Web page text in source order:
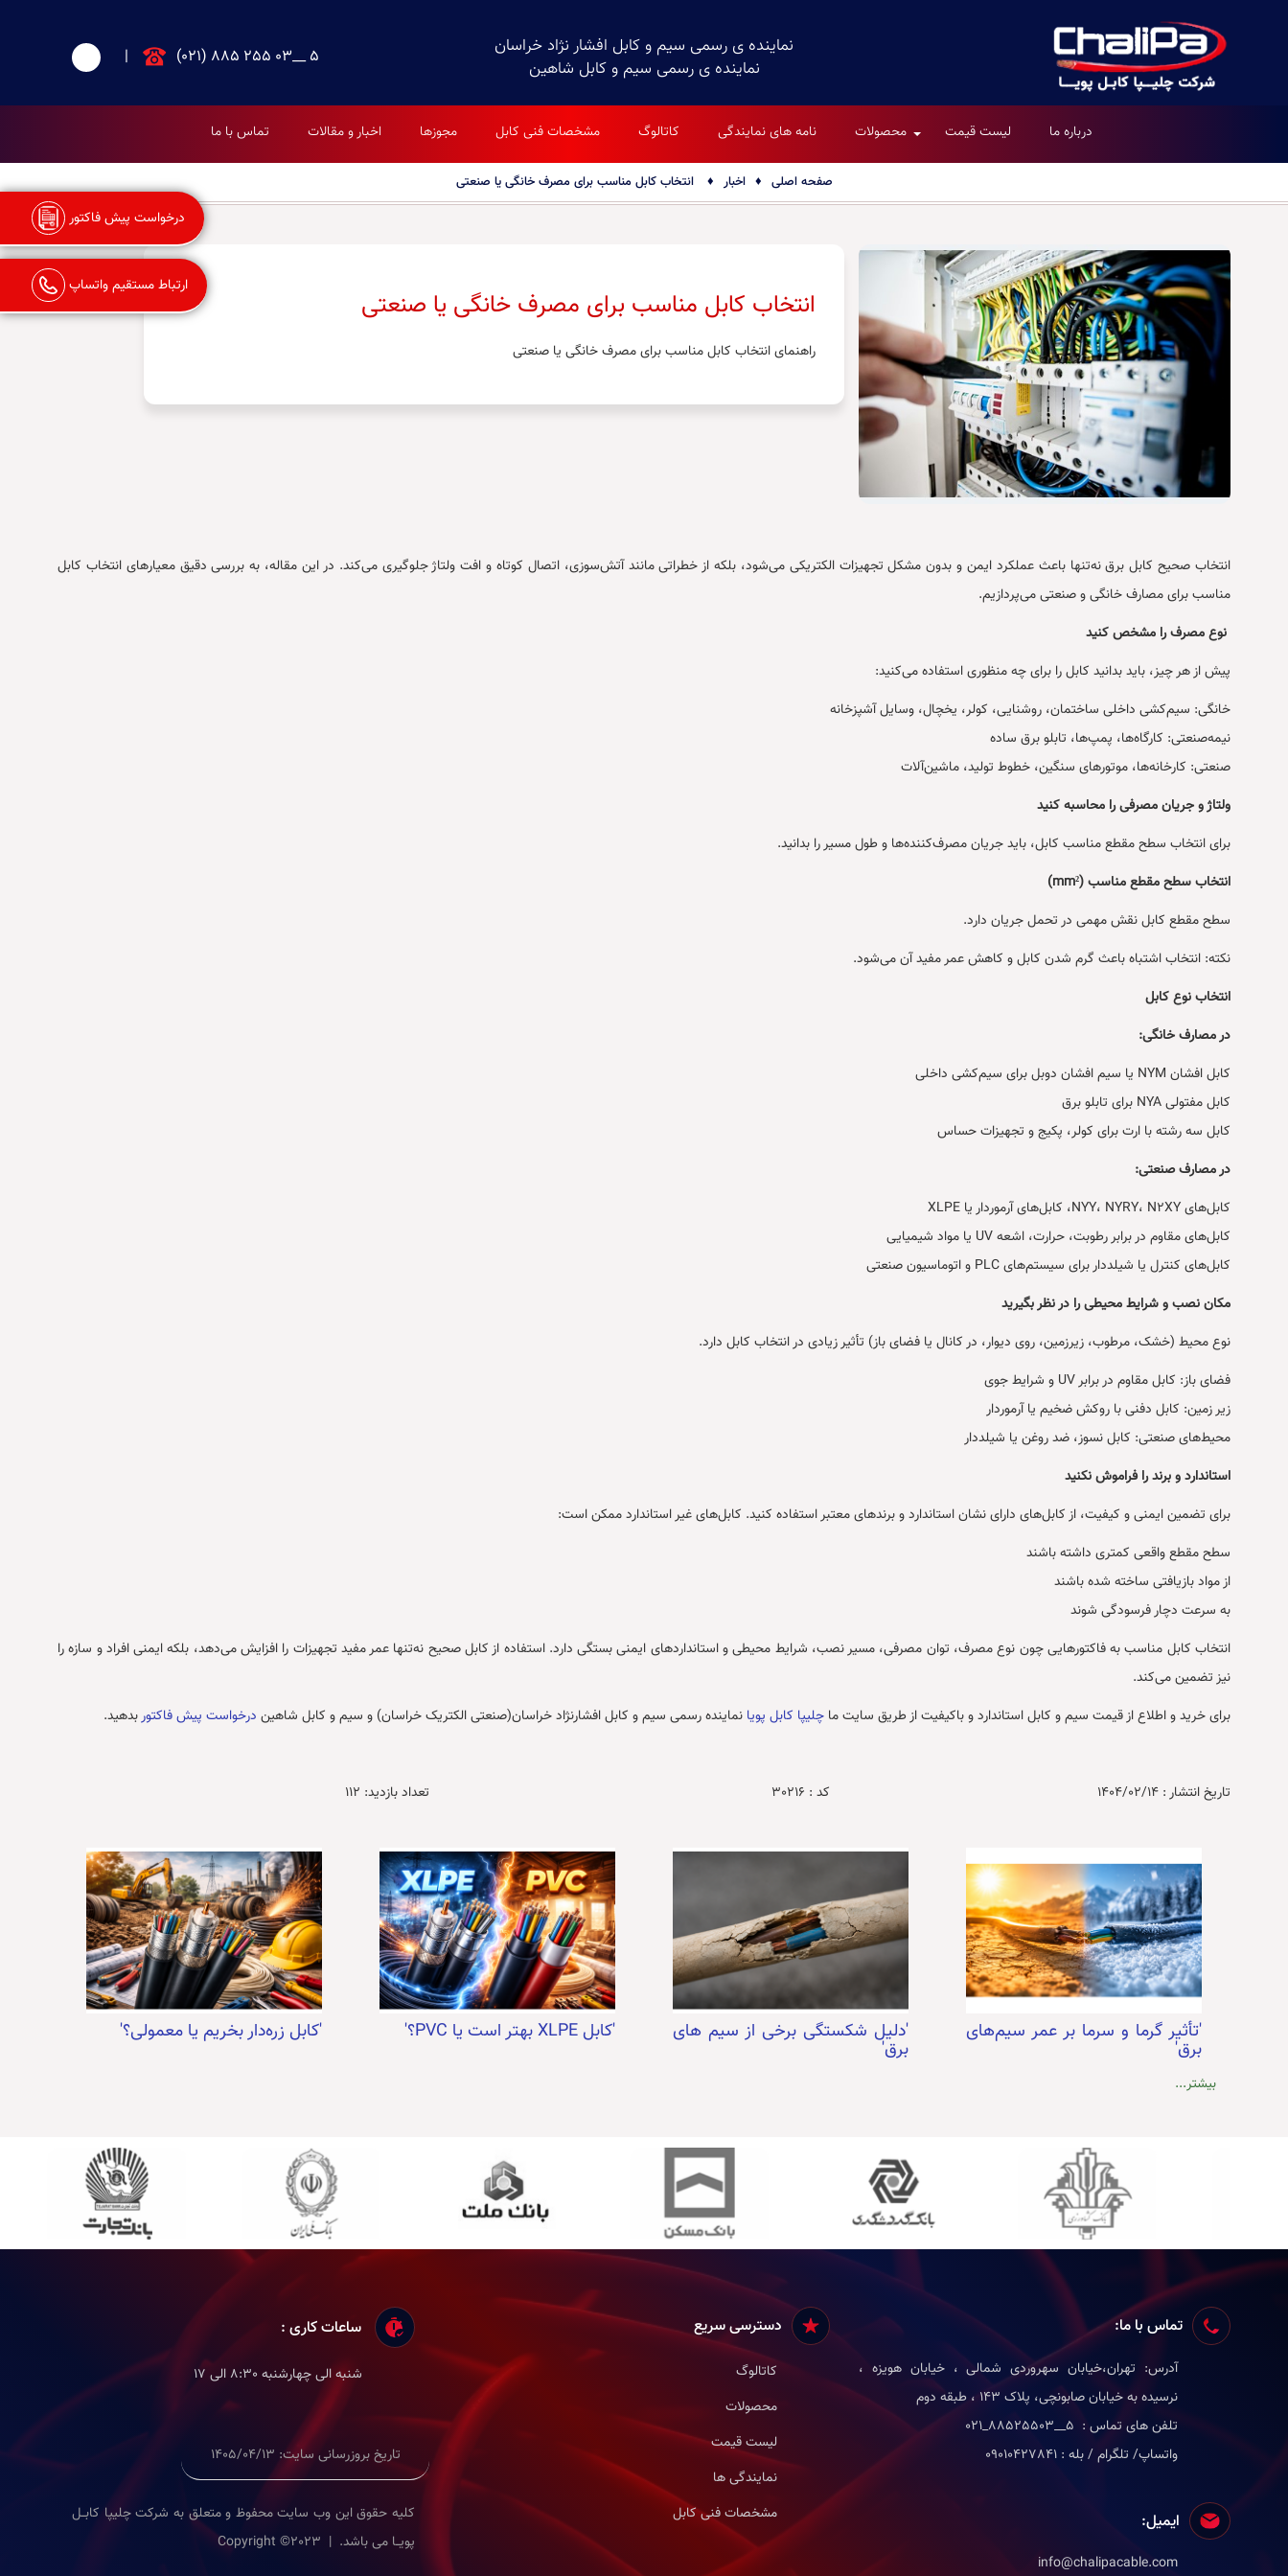
نماینده ی رسمی سیم و کابل افشار نژاد خراسان
نماینده ی رسمی سیم و کابل شاهین
| (021) 885 255 03__ 5
درباره ما لیست قیمت محصولات نامه های نمایندگی کاتالوگ مشخصات فنی کابل مجوزها اخبار و مقالات تماس با ما
درخواست پیش فاکتور
ارتباط مستقیم واتساپ
صفحه اصلی ♦ اخبار ♦ انتخاب کابل مناسب برای مصرف خانگی یا صنعتی
انتخاب کابل مناسب برای مصرف خانگی یا صنعتی
راهنمای انتخاب کابل مناسب برای مصرف خانگی یا صنعتی
انتخاب صحیح کابل برق نه‌تنها باعث عملکرد ایمن و بدون مشکل تجهیزات الکتریکی می‌شود، بلکه از خطراتی مانند آتش‌سوزی، اتصال کوتاه و افت ولتاژ جلوگیری می‌کند. در این مقاله، به بررسی دقیق معیارهای انتخاب کابل
مناسب برای مصارف خانگی و صنعتی می‌پردازیم.
نوع مصرف را مشخص کنید
پیش از هر چیز، باید بدانید کابل را برای چه منظوری استفاده می‌کنید:
خانگی: سیم‌کشی داخلی ساختمان، روشنایی، کولر، یخچال، وسایل آشپزخانه
نیمه‌صنعتی: کارگاه‌ها، پمپ‌ها، تابلو برق ساده
صنعتی: کارخانه‌ها، موتورهای سنگین، خطوط تولید، ماشین‌آلات
ولتاژ و جریان مصرفی را محاسبه کنید
برای انتخاب سطح مقطع مناسب کابل، باید جریان مصرف‌کننده‌ها و طول مسیر را بدانید.
انتخاب سطح مقطع مناسب (mm²)
سطح مقطع کابل نقش مهمی در تحمل جریان دارد.
نکته: انتخاب اشتباه باعث گرم شدن کابل و کاهش عمر مفید آن می‌شود.
انتخاب نوع کابل
در مصارف خانگی:
کابل افشان NYM یا سیم افشان دوبل برای سیم‌کشی داخلی
کابل مفتولی NYA برای تابلو برق
کابل سه‌ رشته با ارت برای کولر، پکیج و تجهیزات حساس
در مصارف صنعتی:
کابل‌های NYY، NYRY، N2XY، کابل‌های آرموردار یا XLPE
کابل‌های مقاوم در برابر رطوبت، حرارت، اشعه UV یا مواد شیمیایی
کابل‌های کنترل یا شیلد‌دار برای سیستم‌های PLC و اتوماسیون صنعتی
مکان نصب و شرایط محیطی را در نظر بگیرید
نوع محیط (خشک، مرطوب، زیرزمین، روی دیوار، در کانال یا فضای باز) تأثیر زیادی در انتخاب کابل دارد.
فضای باز: کابل مقاوم در برابر UV و شرایط جوی
زیر زمین: کابل دفنی با روکش ضخیم یا آرموردار
محیط‌های صنعتی: کابل نسوز، ضد روغن یا شیلددار
استاندارد و برند را فراموش نکنید
برای تضمین ایمنی و کیفیت، از کابل‌های دارای نشان استاندارد و برندهای معتبر استفاده کنید. کابل‌های غیر استاندارد ممکن است:
سطح مقطع واقعی کمتری داشته باشند
از مواد بازیافتی ساخته شده باشند
به سرعت دچار فرسودگی شوند
انتخاب کابل مناسب به فاکتورهایی چون نوع مصرف، توان مصرفی، مسیر نصب، شرایط محیطی و استانداردهای ایمنی بستگی دارد. استفاده از کابل صحیح نه‌تنها عمر مفید تجهیزات را افزایش می‌دهد، بلکه ایمنی افراد و سازه را
نیز تضمین می‌کند.
برای خرید و اطلاع از قیمت سیم و کابل استاندارد و باکیفیت از طریق سایت ما چلیپا کابل پویا نماینده رسمی سیم و کابل افشارنژاد خراسان(صنعتی الکتریک خراسان) و سیم و کابل شاهین درخواست پیش فاکتوربدهید.
تاریخ انتشار : 1404/02/14 کد : 30216 تعداد بازدید: 112
'تأثیر گرما و سرما بر عمر سیم‌های
برق'
'دلیل شکستگی برخی از سیم های
برق'
'کابل XLPE بهتر است یا PVC؟' 'کابل زره‌دار بخریم یا معمولی؟'
بیشتر...
تماس با ما:
آدرس: تهران،خیابان سهروردی شمالی ، خیابان هویزه ،
نرسیده به خیابان صابونچی، پلاک 143 ، طبقه دوم
تلفن های تماس : 5__88525503_021
واتساپ/ تلگرام / بله : 09010427841
ایمیل:
info@chalipacable.com
دسترسی سریع
کاتالوگ
محصولات
لیست قیمت
نمایندگی ها
مشخصات فنی کابل
ساعات کاری :
شنبه الی چهارشنبه 8:30 الی 17
تاریخ بروزرسانی سایت: 1405/04/13
کلیه حقوق این وب سایت محفوظ و متعلق به شرکت چلیپا کابــل
پویــا می باشد. | Copyright ©2023